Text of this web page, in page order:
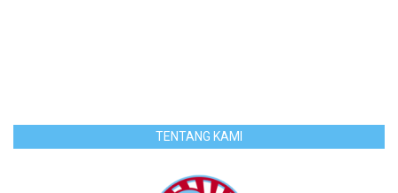
TENTANG KAMI